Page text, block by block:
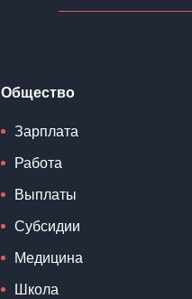
Общество
Зарплата
Работа
Выплаты
Субсидии
Медицина
Школа